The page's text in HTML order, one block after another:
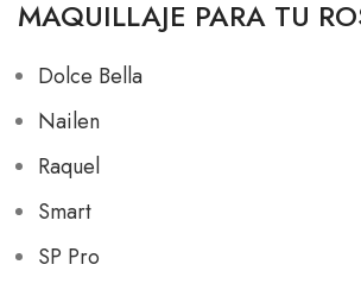
MAQUILLAJE PARA TU
Dolce Bella
Nailen
Raquel
Smart
SP Pro